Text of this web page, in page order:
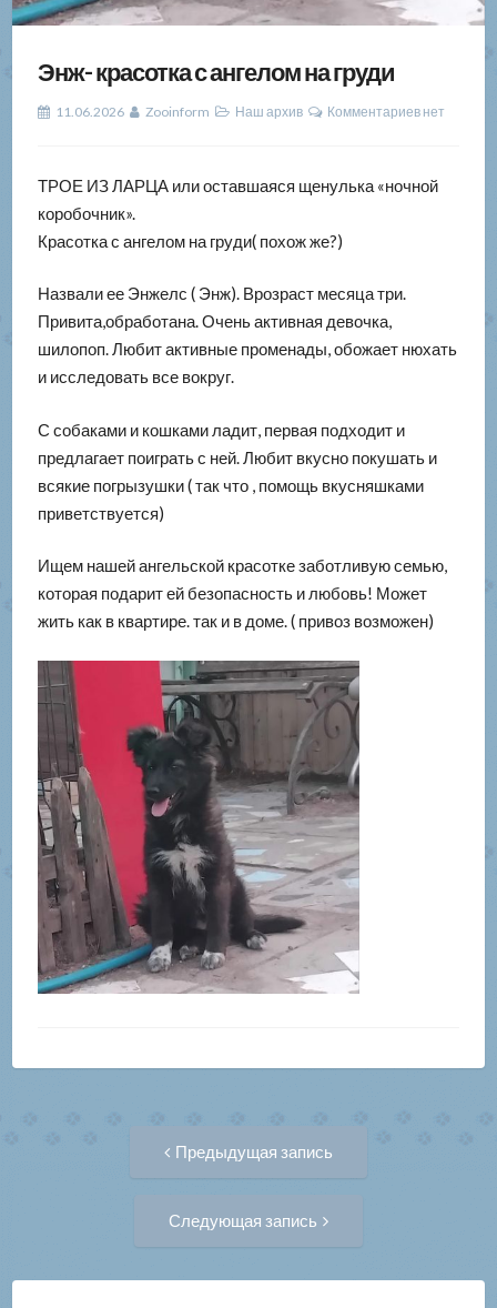
Энж- красотка с ангелом на груди
11.06.2026 Zooinform Наш архив Комментариев нет
ТРОЕ ИЗ ЛАРЦА или оставшаяся щенулька «ночной
коробочник».
Красотка с ангелом на груди( похож же?)
Назвали ее Энжелс ( Энж). Врозраст месяца три.
Привита,обработана. Очень активная девочка,
шилопоп. Любит активные променады, обожает нюхать
и исследовать все вокруг.
С собаками и кошками ладит, первая подходит и
предлагает поиграть с ней. Любит вкусно покушать и
всякие погрызушки ( так что , помощь вкусняшками
приветствуется)
Ищем нашей ангельской красотке заботливую семью,
которая подарит ей безопасность и любовь! Может
жить как в квартире. так и в доме. ( привоз возможен)
НавигацияПредыдущая запись
Следующая запись